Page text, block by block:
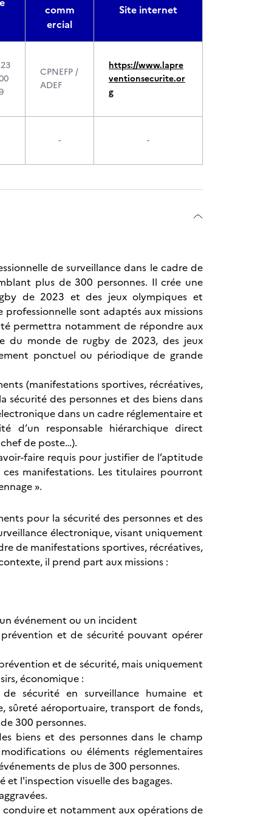
comm
ercial
Site internet
CPNEFP /
ADEF
https://www.lapre
ventionsecurite.or
g
- -
de surveillance dans le cadre de
plus de 300 personnes. Il crée une
de 2023 et des jeux olympiques et
sont adaptés aux missions
permettra notamment de répondre aux
du monde de rugby de 2023, des jeux
ponctuel ou périodique de grande
(manifestations sportives, récréatives,
sécurité des personnes et des biens dans
dans un cadre réglementaire et
d’un responsable hiérarchique direct
de poste…).
faire requis pour justifier de l’aptitude
manifestations. Les titulaires pourront
».
pour la sécurité des personnes et des
électronique, visant uniquement
de manifestations sportives, récréatives,
il prend part aux missions :
événement ou un incident
et de sécurité pouvant opérer
et de sécurité, mais uniquement
économique :
sécurité en surveillance humaine et
sûreté aéroportuaire, transport de fonds,
300 personnes.
biens et des personnes dans le champ
ou éléments réglementaires
de plus de 300 personnes.
et l'inspection visuelle des bagages.
et notamment aux opérations de